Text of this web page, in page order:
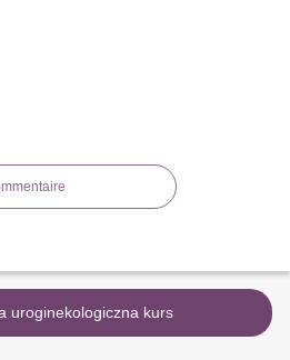
uroginekologiczna kurs